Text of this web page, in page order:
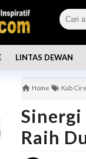
LINTAS DEWAN
Home Kab
Sinergi
Raih